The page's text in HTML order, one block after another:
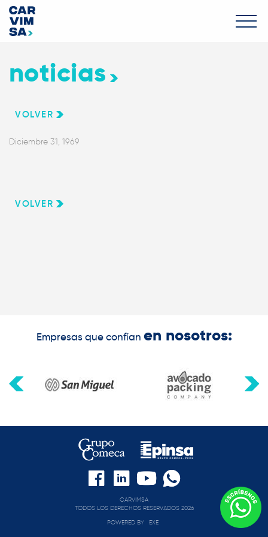
noticias
VOLVER
Diciembre 31, 1969
VOLVER
Empresas que confían en nosotros:
CARVIMSA
TODOS LOS DERECHOS RESERVADOS 2026
POWERED BY
EXE